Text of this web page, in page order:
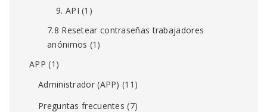
9. API (1)
7.8 Resetear contraseñas trabajadores
anónimos (1)
APP (1)
Administrador (APP) (11)
Preguntas frecuentes (7)